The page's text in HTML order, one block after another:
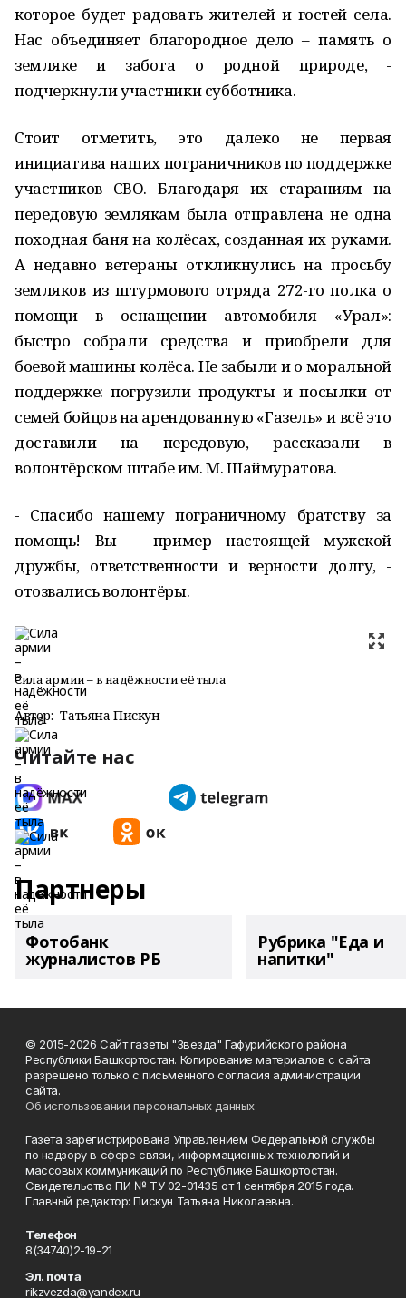
которое будет радовать жителей и гостей села.
Нас объединяет благородное дело – память о
земляке и забота о родной природе, -
подчеркнули участники субботника.
Стоит отметить, это далеко не первая
инициатива наших пограничников по поддержке
участников СВО. Благодаря их стараниям на
передовую землякам была отправлена не одна
походная баня на колёсах, созданная их руками.
А недавно ветераны откликнулись на просьбу
земляков из штурмового отряда 272-го полка о
помощи в оснащении автомобиля «Урал»:
быстро собрали средства и приобрели для
боевой машины колёса. Не забыли и о моральной
поддержке: погрузили продукты и посылки от
семей бойцов на арендованную «Газель» и всё это
доставили на передовую, рассказали в
волонтёрском штабе им. М. Шаймуратова.
- Спасибо нашему пограничному братству за
помощь! Вы – пример настоящей мужской
дружбы, ответственности и верности долгу, -
отозвались волонтёры.
Сила армии – в надёжности её тыла
Автор: Татьяна Пискун
Читайте нас
Партнеры
Фотобанк
журналистов РБ
Рубрика "Еда и
напитки"
© 2015-2026 Сайт газеты "Звезда" Гафурийского района
Республики Башкортостан. Копирование материалов с сайта
разрешено только с письменного согласия администрации
сайта.
Об использовании персональных данных
Газета зарегистрирована Управлением Федеральной службы
по надзору в сфере связи, информационных технологий и
массовых коммуникаций по Республике Башкортостан.
Свидетельство ПИ № ТУ 02-01435 от 1 сентября 2015 года.
Главный редактор: Пискун Татьяна Николаевна.
Телефон
8(34740)2-19-21
Эл. почта
rikzvezda@yandex.ru